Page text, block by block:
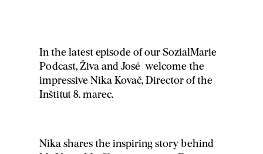
In the latest episode of our SozialMarie
Podcast, Živa and José welcome the
impressive Nika Kovač, Director of the
Inštitut 8. marec.
Nika shares the inspiring story behind